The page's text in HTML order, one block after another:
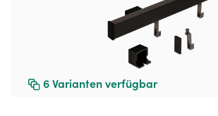
6 Varianten verfügbar